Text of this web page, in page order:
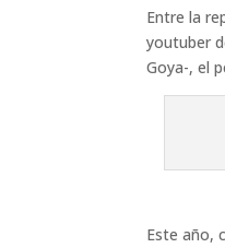
Entre la
youtuber
Goya-, el
Este año,